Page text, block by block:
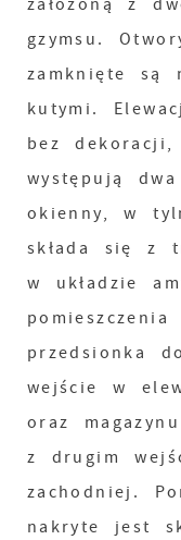
założoną z
gzymsu.
zamknięte są
kutymi.
bez
występują
okienny, w
składa się z
w układzie
przedsionka
wejście w
oraz
z drugim
zachodniej.
nakryte jest